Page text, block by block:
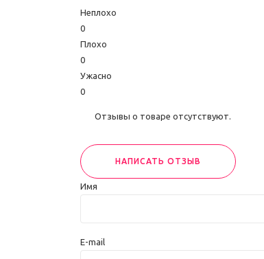
Неплохо
0
Плохо
0
Ужасно
0
Отзывы о товаре отсутствуют.
НАПИСАТЬ ОТЗЫВ
Имя
E-mail